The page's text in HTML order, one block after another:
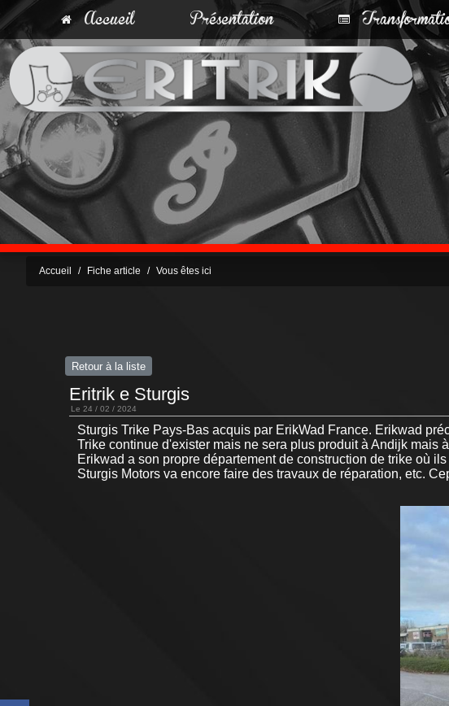
Accueil Présentation
Accueil Fiche article Vous êtes ici
Retour à la liste
Eritrik e Sturgis
Le 24 / 02 / 2024
Sturgis Trike Pays-Bas acquis par ErikWad France. Erikwad
Trike continue d'exister mais ne sera plus produit à Andijk mais
Erikwad a son propre département de construction de trike où
Sturgis Motors va encore faire des travaux de réparation, etc.